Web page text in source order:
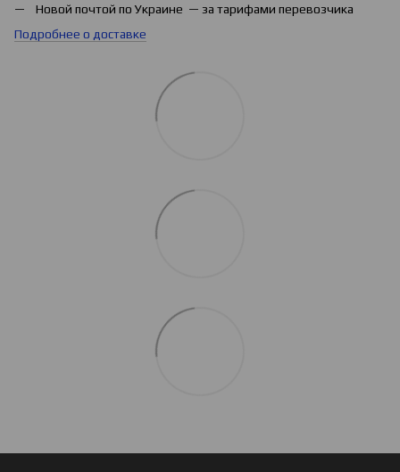
Новой почтой по Украине — за тарифами перевозчика
Подробнее о доставке